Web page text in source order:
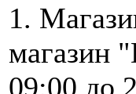
1.
магазин
09:00 до